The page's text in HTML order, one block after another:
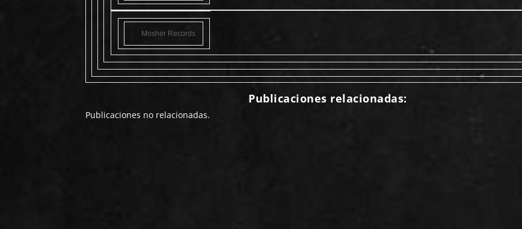
Mosher Records
Publicaciones relacionadas:
Publicaciones no relacionadas.